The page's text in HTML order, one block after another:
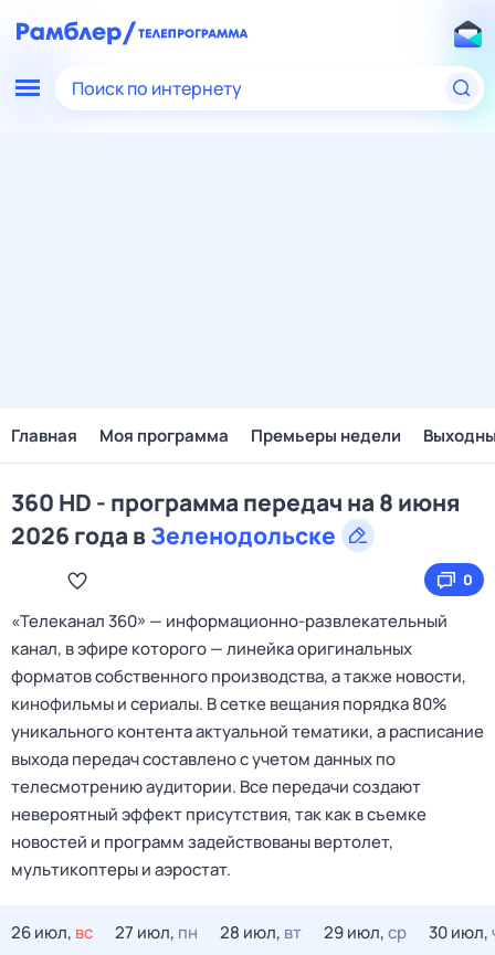
Поиск по интернету
Главная Моя программа Премьеры недели
360 HD - программа передач на 8 июня
2026 года вЗеленодольске
0
«Телеканал 360» — информационно‑развлекательный
канал, в эфире которого — линейка оригинальных
форматов собственного производства, а также новости,
кинофильмы и сериалы. В сетке вещания порядка 80%
уникального контента актуальной тематики, а расписание
выхода передач составлено с учетом данных по
телесмотрению аудитории. Все передачи создают
невероятный эффект присутствия, так как в съемке
новостей и программ задействованы вертолет,
мультикоптеры и аэростат.
26 июл, вс 27 июл, пн 28 июл, вт 29 июл,ср 30 июл,